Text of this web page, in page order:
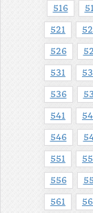
516
521
526
531
536
541
546
551
556
561